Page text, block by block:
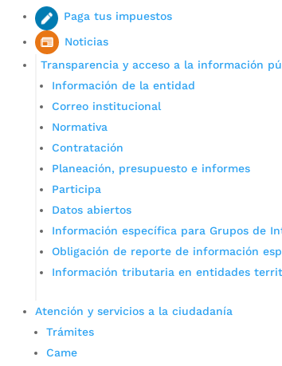
Paga tus impuestos
Noticias
Transparencia y acceso a la información
Información de la entidad
Correo institucional
Normativa
Contratación
Planeación, presupuesto e informes
Participa
Datos abiertos
Información específica para Grupos de
Obligación de reporte de información
Información tributaria en entidades
Atención y servicios a la ciudadanía
Trámites
Came